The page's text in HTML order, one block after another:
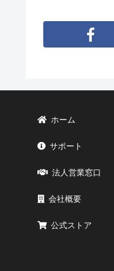
ホーム
サポート
法人営業窓口
会社概要
公式ストア